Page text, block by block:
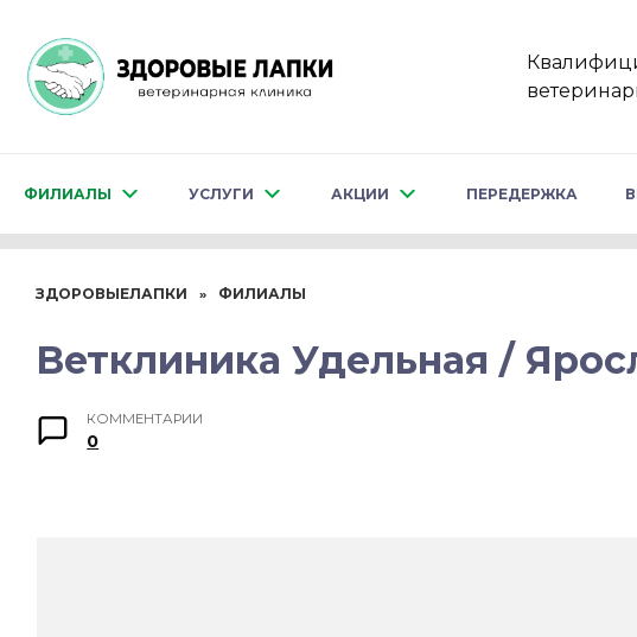
содержанию
ФИЛИАЛЫ УСЛУГИ АКЦИИ ПЕРЕДЕРЖКА
ЗДОРОВЫЕЛАПКИ » ФИЛИАЛЫ
Ветклиника Удельная /
КОММЕНТАРИИ
0